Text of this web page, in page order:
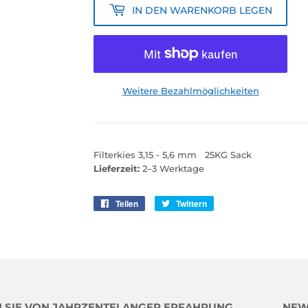
IN DEN WARENKORB LEGEN
Weitere Bezahlmöglichkeiten
Filterkies 3,15 - 5,6 mm 25KG Sack
Lieferzeit: 2–3 Werktage
Teilen Twittern